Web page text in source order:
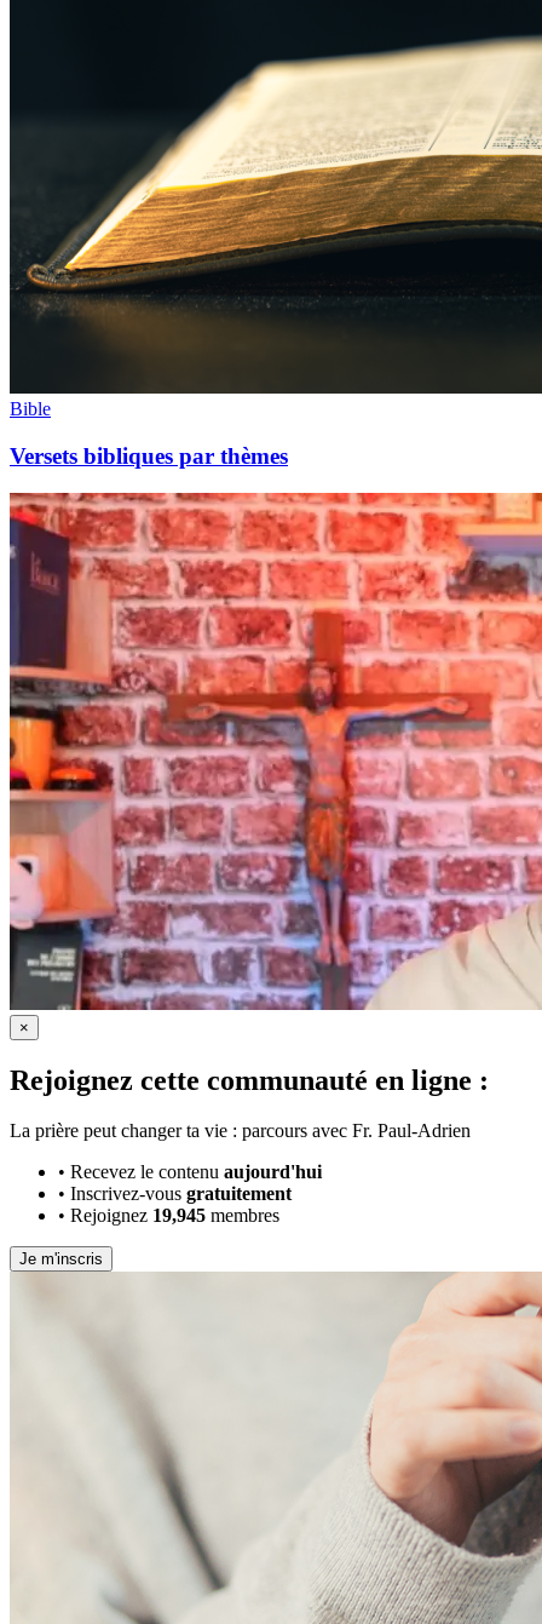
Bible
Versets bibliques par thèmes
×
Rejoignez cette communauté en ligne :
La prière peut changer ta vie : parcours avec Fr. Paul-Adrien
• Recevez le contenu aujourd'hui
• Inscrivez-vous gratuitement
• Rejoignez 19,945 membres
Je m'inscris